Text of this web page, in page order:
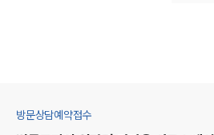
방문상담예약접수